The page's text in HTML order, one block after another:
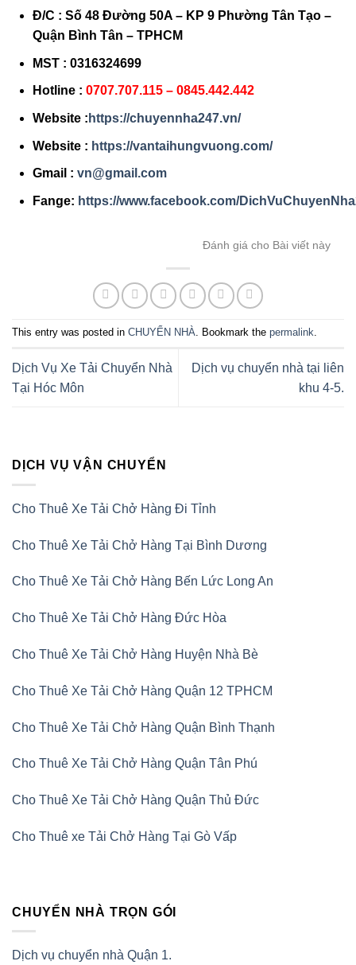
DỊCH VỤ VẬN CHUYỂN
Cho Thuê Xe Tải Chở Hàng Đi Tỉnh
Cho Thuê Xe Tải Chở Hàng Tại Bình Dương
Cho Thuê Xe Tải Chở Hàng Bến Lức Long An
Cho Thuê Xe Tải Chở Hàng Đức Hòa
Cho Thuê Xe Tải Chở Hàng Huyện Nhà Bè
Cho Thuê Xe Tải Chở Hàng Quận 12 TPHCM
Cho Thuê Xe Tải Chở Hàng Quận Bình Thạnh
Cho Thuê Xe Tải Chở Hàng Quận Tân Phú
Cho Thuê Xe Tải Chở Hàng Quận Thủ Đức
Cho Thuê xe Tải Chở Hàng Tại Gò Vấp
CHUYỂN NHÀ TRỌN GÓI
Dịch vụ chuyển nhà Quận 1.
Đ/C : Số 48 Đường 50A – KP 9 Phường Tân Tạo –
Quận Bình Tân – TPHCM
MST : 0316324699
Hotline : 0707.707.115 – 0845.442.442
Website : https://chuyennha247.vn/
Website : https://vantaihungvuong.com/
Gmail : vn@gmail.com
Fange: https://www.facebook.com/
Đánh giá cho Bài viết này
This entry was posted in CHUYỂN NHÀ. Bookmark the permalink.
Dịch Vụ Xe Tải Chuyển Nhà
Tại Hóc Môn
Dịch vụ chuyển nhà tại liên
khu 4-5.